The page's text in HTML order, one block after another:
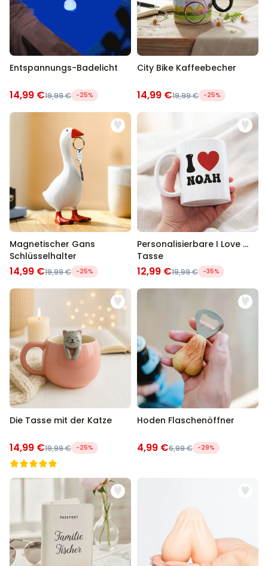
Entspannungs-Badelicht
14,99 €19,99 € -25%
City Bike Kaffeebecher
14,99 €19,99 € -25%
Magnetischer Gans
Schlüsselhalter
14,99 €19,99 € -25%
Personalisierbare I Love ...
Tasse
12,99 €19,99 € -35%
Die Tasse mit der Katze
14,99 €19,99 € -25%
Hoden Flaschenöffner
4,99 €6,99 € -29%